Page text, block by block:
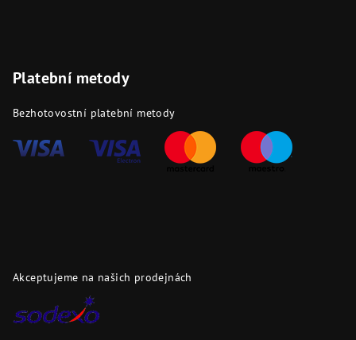
Platební metody
Bezhotovostní platební metody
Akceptujeme na našich prodejnách